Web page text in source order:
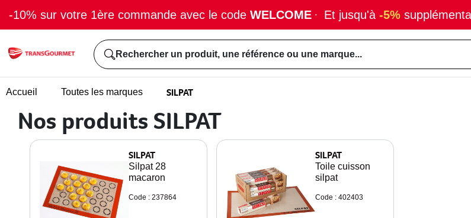
-10% sur votre 1ère commande avec le code WELCOME · Et jusqu'à -5%
Rechercher un produit, une référence ou une marque...
Accueil Toutes les marques SILPAT
Nos produits SILPAT
SILPAT
Silpat 28
macaron
Code : 237864
SILPAT
Toile cuisson
silpat
Code : 402403